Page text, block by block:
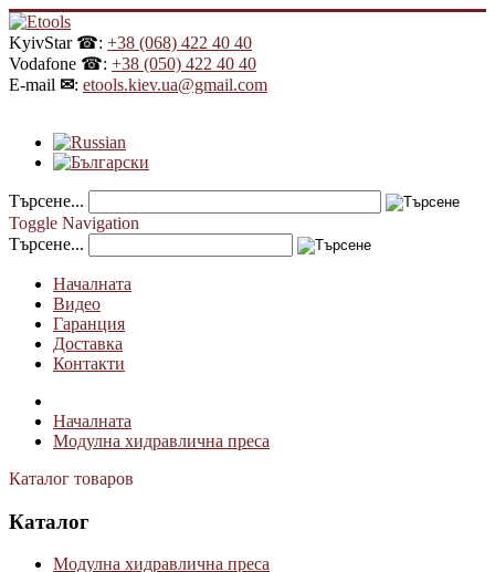
KyivStar ☎: +38 (068) 422 40 40
Vodafone ☎: +38 (050) 422 40 40
E-mail ✉: etools.kiev.ua@gmail.com
Търсене...
Toggle Navigation
Търсене...
Началната
Видео
Гаранция
Доставка
Контакти
Началната
Модулна хидравлична преса
Каталог товаров
Каталог
Модулна хидравлична преса